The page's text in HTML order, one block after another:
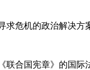
求危机的政治解决
联合国宪章》的国